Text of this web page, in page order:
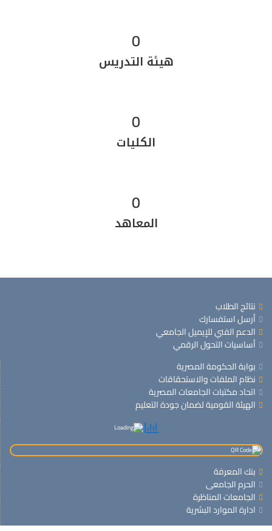
هيئة التدريس
0
الكليات
0
المعاهد
0
نتائج الطلاب
أرسل استفسارك
الدعم الفني للإيميل الجامعي
أساسيات التحول الرقمي
بوابة الحكومة المصرية
نظام الملفات والاستحقاقات
اتحاد مكتبات الجامعات المصرية
الهيئة القومية لضمان جودة التعليم
بنك المعرفة
الحرم الجامعى
الجامعات المناظرة
ادارة الموارد البشرية